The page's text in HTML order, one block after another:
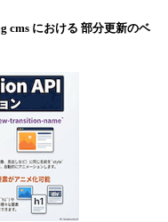
cms における 部分更新のベ